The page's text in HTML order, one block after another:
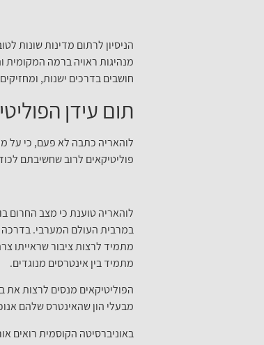
הניסיון לרתום מדינות שונות
מנהיגות ראויה ברמה המקומית
חושבים בדרכים ישנות,
תום עידן
לוהאריה כתבה לא פעם, כי על
פוליטיקאים לרוב שחשיבתם
לוהאריה טוענת כי מצב החרום
במרבית העולם המערבי. בדרכה
מתמיד לרצות ציבור שראייתו
מתמיד בין אינטרסים מנוגדים.
הפוליטיקאים מנסים לרצות
מבעלי הון שהאינטרס שלהם
באוניברסיטה הקוסמית רואים